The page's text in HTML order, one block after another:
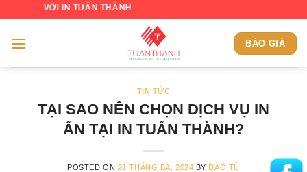
content
TUẤN THÀNH
BÁO GIÁ
TIN TỨC
TẠI SAO NÊN CHỌN DỊCH VỤ IN
ẤN TẠI IN TUẤN THÀNH?
POSTED ON 21 THÁNG BA, 2024 BYĐÀO TÚ